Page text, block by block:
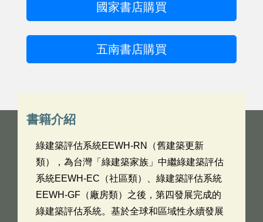
國家書店購買
五南書店購買
書籍介紹
綠建築評估系統EEWH-RN（舊建築更新
類），為台灣「綠建築家族」中繼綠建築評估
系統EEWH-EC（社區類）、綠建築評估系統
EEWH-GF（廠房類）之後，第四發展完成的
綠建築評估系統。基於全球和區域性永續發展